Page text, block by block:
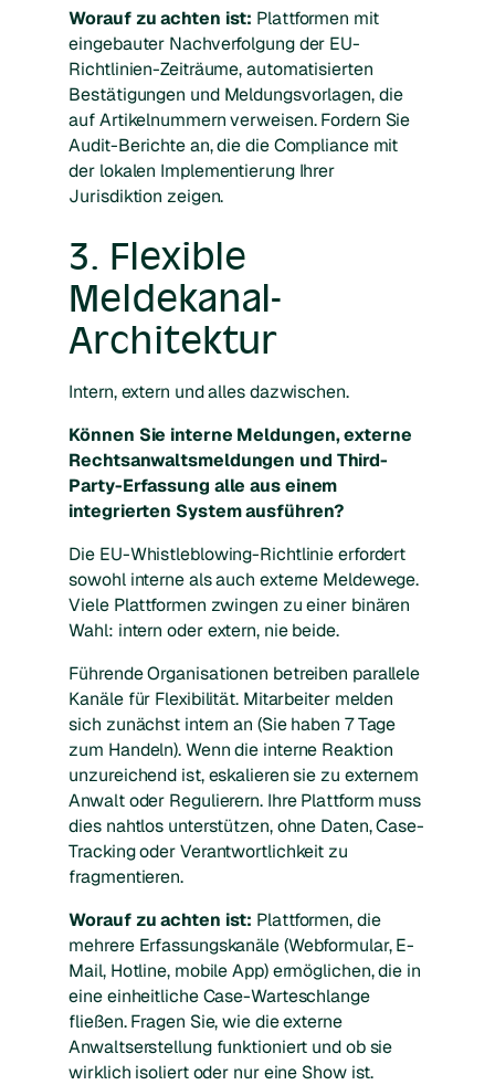
Worauf zu achten ist: Plattformen mit
eingebauter Nachverfolgung der EU-
Richtlinien-Zeiträume, automatisierten
Bestätigungen und Meldungsvorlagen, die
auf Artikelnummern verweisen. Fordern Sie
Audit-Berichte an, die die Compliance mit
der lokalen Implementierung Ihrer
Jurisdiktion zeigen.
3. Flexible
Meldekanal-
Architektur
Intern, extern und alles dazwischen.
Können Sie interne Meldungen, externe
Rechtsanwaltsmeldungen und Third-
Party-Erfassung alle aus einem
integrierten System ausführen?
Die EU-Whistleblowing-Richtlinie erfordert
sowohl interne als auch externe Meldewege.
Viele Plattformen zwingen zu einer binären
Wahl: internoderextern, nie beide.
Führende Organisationen betreiben parallele
Kanäle für Flexibilität. Mitarbeiter melden
sich zunächst intern an (Sie haben 7 Tage
zum Handeln). Wenn die interne Reaktion
unzureichend ist, eskalieren sie zu externem
Anwalt oder Regulierern. Ihre Plattform muss
dies nahtlos unterstützen, ohne Daten, Case-
Tracking oder Verantwortlichkeit zu
fragmentieren.
Worauf zu achten ist: Plattformen, die
mehrere Erfassungskanäle (Webformular, E-
Mail, Hotline, mobile App) ermöglichen, die in
eine einheitliche Case-Warteschlange
fließen. Fragen Sie, wie die externe
Anwaltserstellung funktioniert und ob sie
wirklich isoliert oder nur eine Show ist.